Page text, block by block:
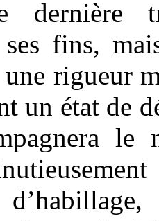
dernière
fins,
rigueur
un état de
le